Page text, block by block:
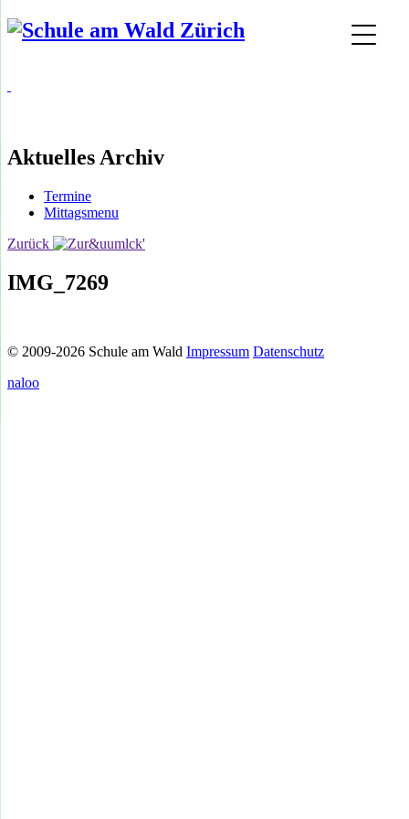
Aktuelles Archiv
Termine
Mittagsmenu
Zurück
IMG_7269
© 2009-2026 Schule am Wald Impressum Datenschutz
naloo